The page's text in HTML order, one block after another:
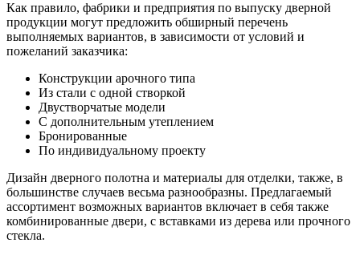
Как правило, фабрики и предприятия по выпуску дверной
продукции могут предложить обширный перечень
выполняемых вариантов, в зависимости от условий и
пожеланий заказчика:
Конструкции арочного типа
Из стали с одной створкой
Двустворчатые модели
С дополнительным утеплением
Бронированные
По индивидуальному проекту
Дизайн дверного полотна и материалы для отделки, также, в
большинстве случаев весьма разнообразны. Предлагаемый
ассортимент возможных вариантов включает в себя также
комбинированные двери, с вставками из дерева или прочного
стекла.